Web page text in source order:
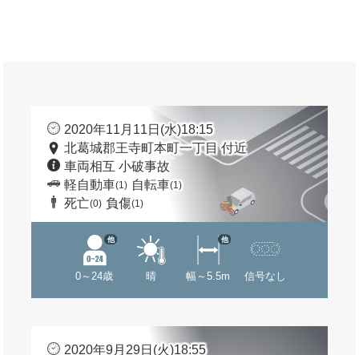
2020年11月11日(水)18:15
北葛城郡王寺町本町一丁目 付近
車両相互 小破事故
軽自動車(1) 自転車(1)
死亡(0) 負傷(1)
0～24歳
他
晴 幅～5.5m
他
信号なし
2020年9月29日(火)18:55